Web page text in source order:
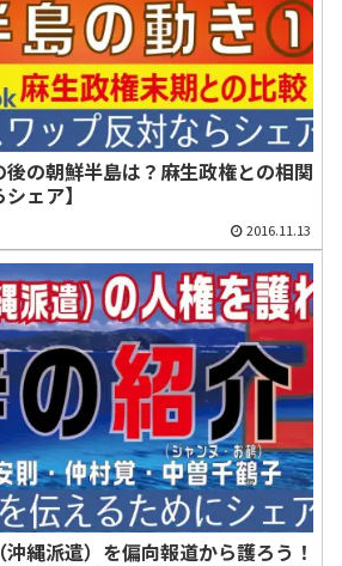
の朝鮮半島は？麻生政権との相関
ェア】
2016.11.13
沖縄派遣）を偏向報道から護ろう！